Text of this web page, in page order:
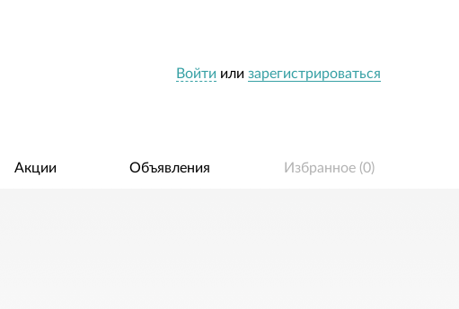
Войти или зарегистрироваться
Акции Объявления Избранное (0)